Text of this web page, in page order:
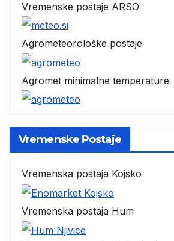
Vremenske postaje ARSO
Agrometeorološke postaje
Agromet minimalne temperature
Vremenske Postaje
Vremenska postaja Kojsko
Vremenska postaja Hum